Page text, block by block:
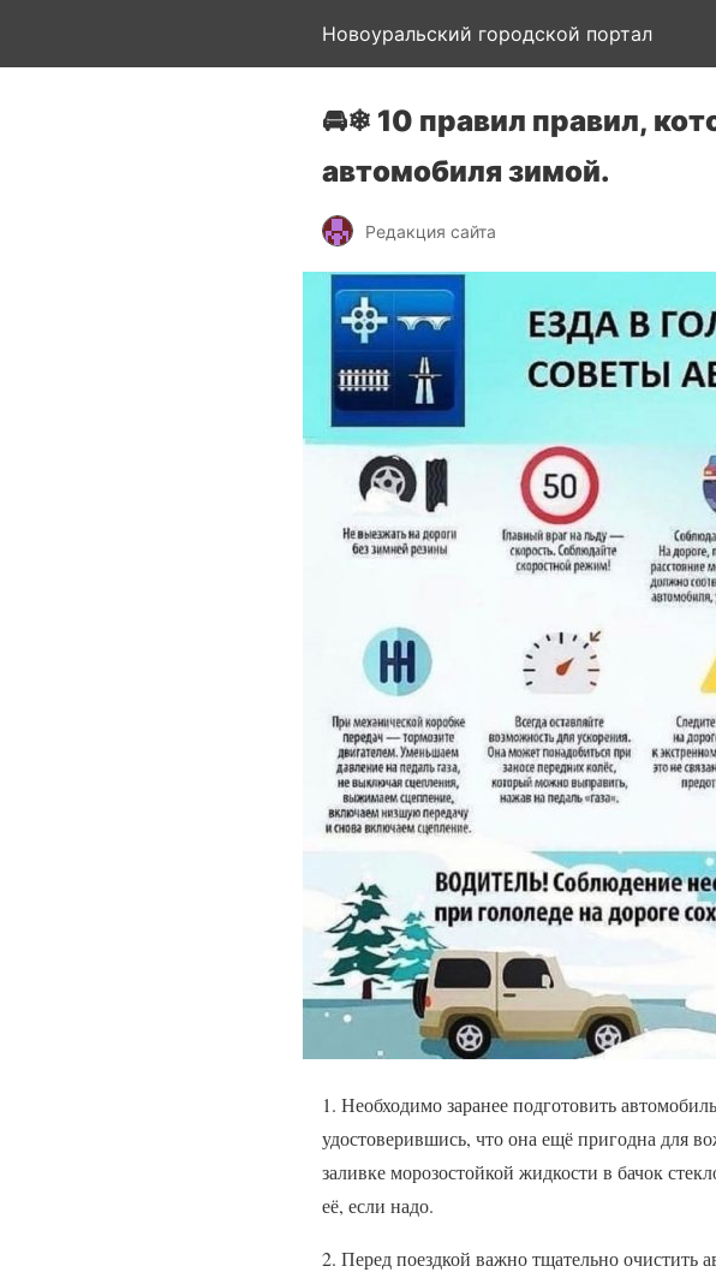
Новоуральский городской портал
🚘❄ 10 правил правил,
автомобиля зимой.
Редакция сайта
1. Необходимо заранее подготовить
удостоверившись, что она ещё пригодна для
заливке морозостойкой жидкости в бачок
её, если надо.
2. Перед поездкой важно тщательно очистить